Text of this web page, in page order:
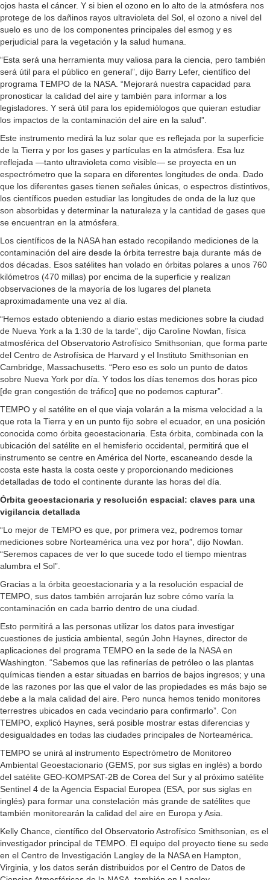
ojos hasta el cáncer. Y si bien el ozono en lo alto de la atmósfera nos
protege de los dañinos rayos ultravioleta del Sol, el ozono a nivel del
suelo es uno de los componentes principales del esmog y es
perjudicial para la vegetación y la salud humana.
“Esta será una herramienta muy valiosa para la ciencia, pero también
será útil para el público en general”, dijo Barry Lefer, científico del
programa TEMPO de la NASA. “Mejorará nuestra capacidad para
pronosticar la calidad del aire y también para informar a los
legisladores. Y será útil para los epidemiólogos que quieran estudiar
los impactos de la contaminación del aire en la salud”.
Este instrumento medirá la luz solar que es reflejada por la superficie
de la Tierra y por los gases y partículas en la atmósfera. Esa luz
reflejada —tanto ultravioleta como visible— se proyecta en un
espectrómetro que la separa en diferentes longitudes de onda. Dado
que los diferentes gases tienen señales únicas, o espectros distintivos,
los científicos pueden estudiar las longitudes de onda de la luz que
son absorbidas y determinar la naturaleza y la cantidad de gases que
se encuentran en la atmósfera.
Los científicos de la NASA han estado recopilando mediciones de la
contaminación del aire desde la órbita terrestre baja durante más de
dos décadas. Esos satélites han volado en órbitas polares a unos 760
kilómetros (470 millas) por encima de la superficie y realizan
observaciones de la mayoría de los lugares del planeta
aproximadamente una vez al día.
“Hemos estado obteniendo a diario estas mediciones sobre la ciudad
de Nueva York a la 1:30 de la tarde”, dijo Caroline Nowlan, física
atmosférica del Observatorio Astrofísico Smithsonian, que forma parte
del Centro de Astrofísica de Harvard y el Instituto Smithsonian en
Cambridge, Massachusetts. “Pero eso es solo un punto de datos
sobre Nueva York por día. Y todos los días tenemos dos horas pico
[de gran congestión de tráfico] que no podemos capturar”.
TEMPO y el satélite en el que viaja volarán a la misma velocidad a la
que rota la Tierra y en un punto fijo sobre el ecuador, en una posición
conocida como órbita geoestacionaria. Esta órbita, combinada con la
ubicación del satélite en el hemisferio occidental, permitirá que el
instrumento se centre en América del Norte, escaneando desde la
costa este hasta la costa oeste y proporcionando mediciones
detalladas de todo el continente durante las horas del día.
Órbita geoestacionaria y resolución espacial: claves para una
vigilancia detallada
“Lo mejor de TEMPO es que, por primera vez, podremos tomar
mediciones sobre Norteamérica una vez por hora”, dijo Nowlan.
“Seremos capaces de ver lo que sucede todo el tiempo mientras
alumbra el Sol”.
Gracias a la órbita geoestacionaria y a la resolución espacial de
TEMPO, sus datos también arrojarán luz sobre cómo varía la
contaminación en cada barrio dentro de una ciudad.
Esto permitirá a las personas utilizar los datos para investigar
cuestiones de justicia ambiental, según John Haynes, director de
aplicaciones del programa TEMPO en la sede de la NASA en
Washington. “Sabemos que las refinerías de petróleo o las plantas
químicas tienden a estar situadas en barrios de bajos ingresos; y una
de las razones por las que el valor de las propiedades es más bajo se
debe a la mala calidad del aire. Pero nunca hemos tenido monitores
terrestres ubicados en cada vecindario para confirmarlo”. Con
TEMPO, explicó Haynes, será posible mostrar estas diferencias y
desigualdades en todas las ciudades principales de Norteamérica.
TEMPO se unirá al instrumento Espectrómetro de Monitoreo
Ambiental Geoestacionario (GEMS, por sus siglas en inglés) a bordo
del satélite GEO-KOMPSAT-2B de Corea del Sur y al próximo satélite
Sentinel 4 de la Agencia Espacial Europea (ESA, por sus siglas en
inglés) para formar una constelación más grande de satélites que
también monitorearán la calidad del aire en Europa y Asia.
Kelly Chance, científico del Observatorio Astrofísico Smithsonian, es el
investigador principal de TEMPO. El equipo del proyecto tiene su sede
en el Centro de Investigación Langley de la NASA en Hampton,
Virginia, y los datos serán distribuidos por el Centro de Datos de